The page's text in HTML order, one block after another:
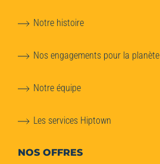
Notre histoire
Nos engagements pour la planète
Notre équipe
Les services Hiptown
NOS OFFRES